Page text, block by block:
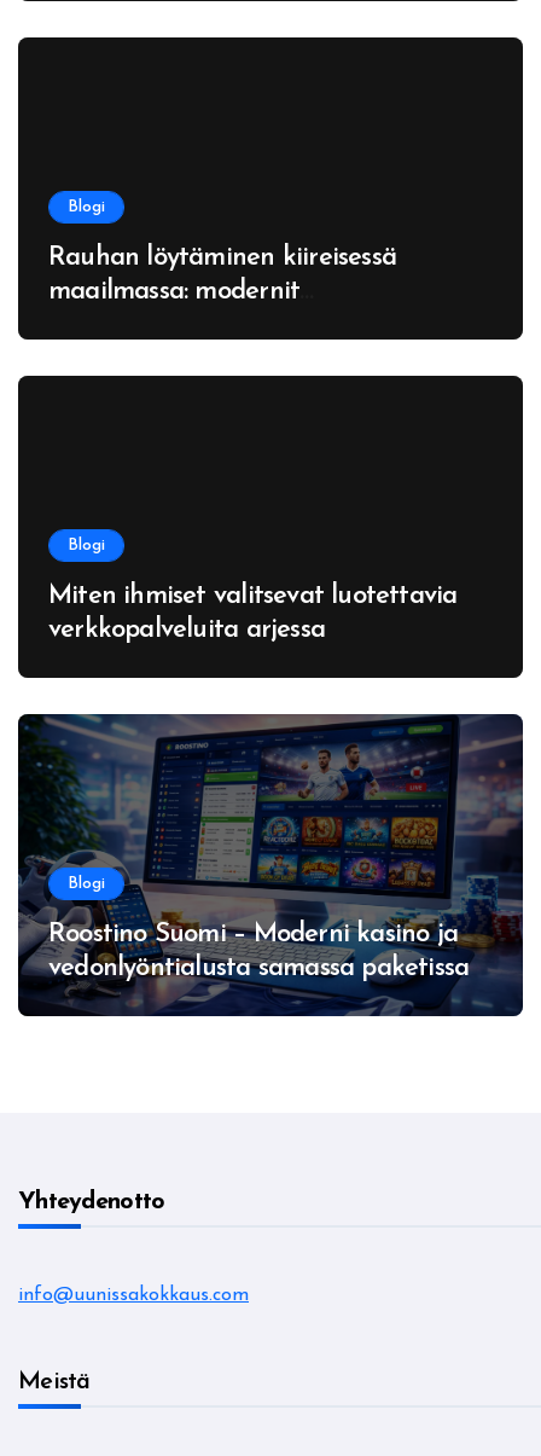
Blogi
Rauhan löytäminen kiireisessä
maailmassa: modernit
Blogi
Miten ihmiset valitsevat luotettavia
verkkopalveluita arjessa
Blogi
Roostino Suomi – Moderni kasino ja
vedonlyöntialusta samassa paketissa
Yhteydenotto
info@uunissakokkaus.com
Meistä